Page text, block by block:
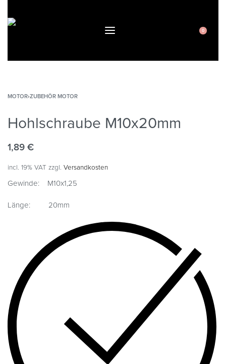
0
MOTOR›ZUBEHÖR MOTOR
Hohlschraube M10x20mm
1,89 €
incl. 19% VAT zzgl. Versandkosten
Gewinde: M10x1,25
Länge: 20mm